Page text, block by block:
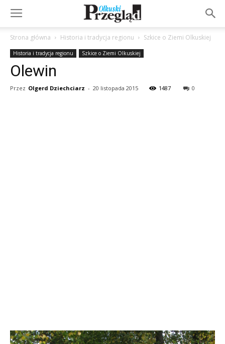
Strona główna Historia i tradycja regionu Szkice o Ziemi Olkuskiej
Historia i tradycja regionu Szkice o Ziemi Olkuskiej
Olewin
Przez Olgerd Dziechciarz - 20 listopada 2015 1487 0